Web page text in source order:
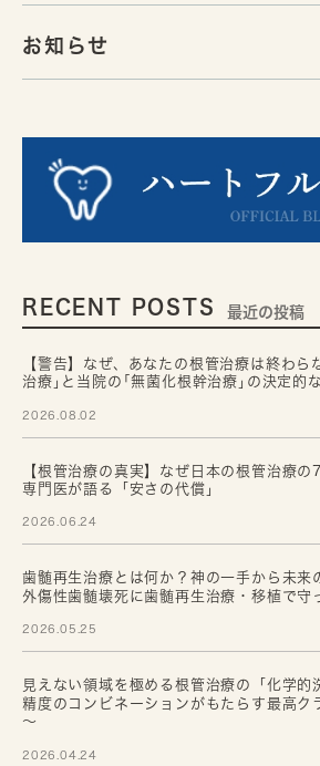
お知らせ
RECENT POSTS 最近の投稿
【警告】なぜ、あなたの根管治療は終わら
治療｣と当院の｢無菌化根幹治療｣の決定的
2026.08.02
【根管治療の真実】なぜ日本の根管治療の
専門医が語る「安さの代償」
2026.06.24
歯髄再生治療とは何か？神の一手から未
外傷性歯髄壊死に歯髄再生治療・移植で守
2026.05.25
見えない領域を極める根管治療の「化学的
精度のコンビネーションがもたらす最高ク
～
2026.04.24